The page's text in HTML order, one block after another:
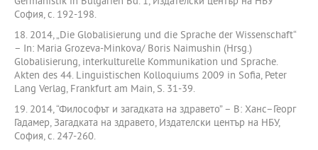
София, с. 192-198.
18. 2014, „Die Globalisierung und die Sprache der Wissenschaft“
– In: Maria Grozeva-Minkova/ Boris Naimushin (Hrsg.)
Globalisierung, interkulturelle Kommunikation und Sprache.
Akten des 44. Linguistischen Kolloquiums 2009 in Sofia, Peter
Lang Verlag, Frankfurt am Main, S. 31-39.
19. 2014, “Философът и загадката на здравето” – В: Ханс–Георг
Гадамер, Загадката на здравето, Издателски център на НБУ,
София, с. 247-260.